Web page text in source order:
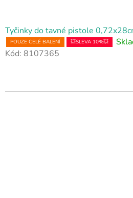
Tyčinky do tavné pistole
POUZE CELÉ BALENÍ 💥SLEVA 10%💥
Kód: 8107365